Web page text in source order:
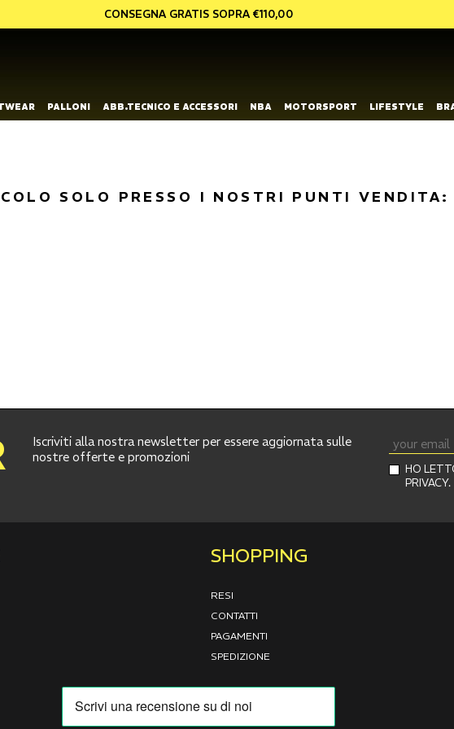
CONSEGNA GRATIS SOPRA €110,00
PALLONI ABB.TECNICO E ACCESSORI NBA MOTORSPORT LIFESTYLE
SOLO PRESSO I NOSTRI PUNTI VENDITA:
Iscriviti alla nostra newsletter per essere aggiornata sulle
nostre offerte e promozioni
HO
PRIVACY.
SHOPPING
RESI
CONTATTI
PAGAMENTI
SPEDIZIONE